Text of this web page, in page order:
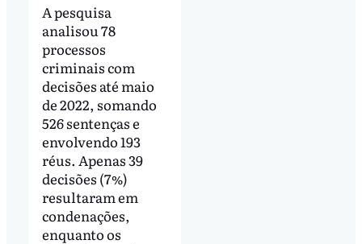
A pesquisa
analisou 78
processos
criminais com
decisões até maio
de 2022, somando
526 sentenças e
envolvendo 193
réus. Apenas 39
decisões (7%)
resultaram em
condenações,
enquanto os